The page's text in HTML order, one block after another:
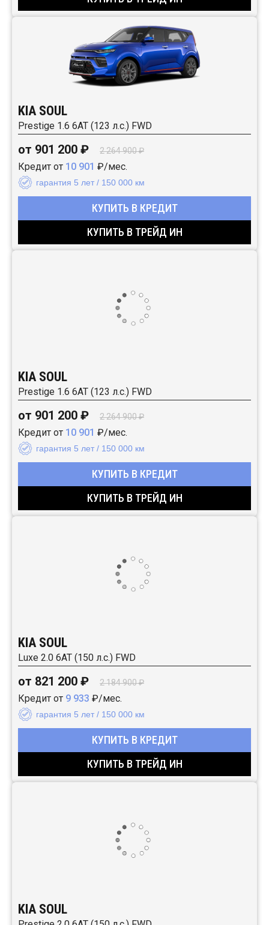
KIA SOUL
Prestige 1.6 6АТ (123 л.с.) FWD
от 901 200 ₽ 2 264 900 ₽
Кредит от 10 901 ₽/мес.
гарантия 5 лет / 150 000 км
КУПИТЬ В КРЕДИТ
КУПИТЬ В ТРЕЙД ИН
KIA SOUL
Prestige 1.6 6АТ (123 л.с.) FWD
от 901 200 ₽ 2 264 900 ₽
Кредит от 10 901 ₽/мес.
гарантия 5 лет / 150 000 км
КУПИТЬ В КРЕДИТ
КУПИТЬ В ТРЕЙД ИН
KIA SOUL
Luxe 2.0 6АТ (150 л.с.) FWD
от 821 200 ₽ 2 184 900 ₽
Кредит от 9 933 ₽/мес.
гарантия 5 лет / 150 000 км
КУПИТЬ В КРЕДИТ
КУПИТЬ В ТРЕЙД ИН
KIA SOUL